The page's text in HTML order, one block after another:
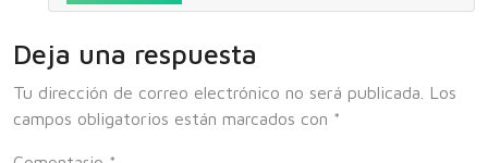
Deja una respuesta
Tu dirección de correo electrónico no será publicada.
Los
campos obligatorios están marcados con *